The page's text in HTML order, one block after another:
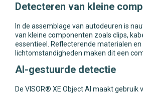
Detecteren van kleine
In de assemblage van autodeuren is
van kleine componenten zoals clips,
essentieel. Reflecterende materialen en
lichtomstandigheden maken dit een
AI-gestuurde detectie
De VISOR® XE Object AI maakt gebruik